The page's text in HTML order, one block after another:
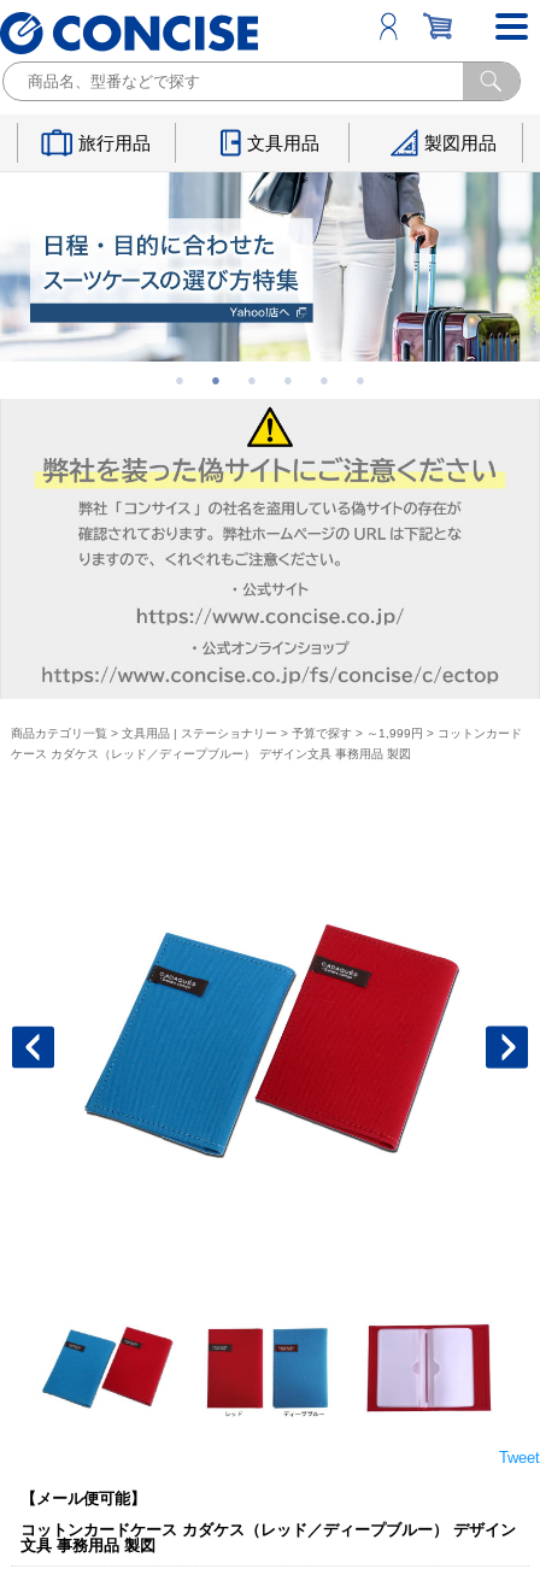
旅行用品 文具用品 製図用品
商品カテゴリ一覧 > 文具用品 | ステーショナリー > 予算で探す> ～1,999円 > コットンカード
ケース カダケス（レッド／ディープブルー） デザイン文具 事務用品 製図
Tweet
【メール便可能】
コットンカードケース カダケス（レッド／ディープブルー） デザイン
文具 事務用品 製図